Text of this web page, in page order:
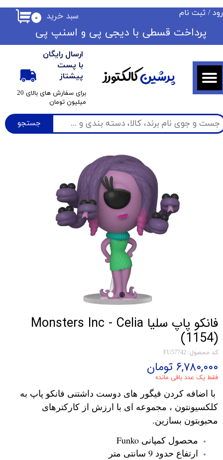
جستجو
ارسال رایگان
با پست
پیشتاز
​برای سفارش های بالای 20
میلیون تومان
۰ سبد خرید / ثبت نام
حساب کاربری من
تغییر گذر واژه
سفارشات
خروج از حساب کاربری
​​پرداخت قسطی با دیجی پی ​​​​​​​و اسنپ پی
پرشینکالکتورز
فانکو پاپ سلیا Monsters Inc - Celia
(1154)
کد محصول: FU57742
۶,۷۸۰,۰۰۰ تومان
فقط یک عدد باقی مانده
با اضافه کردن فیگور های دوست داشتنی فانکو پاپ به
کلکسیونتون ، مجموعه ای با ارزش از کارکترهای
محبوبتون بسازین.
محصول کمپانی Funko
ارتفاع حدود 9 سانتی متر